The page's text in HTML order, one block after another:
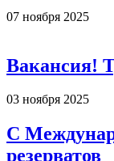
07 ноября 2025
Вакансия!
03 ноября 2025
С
резерватов